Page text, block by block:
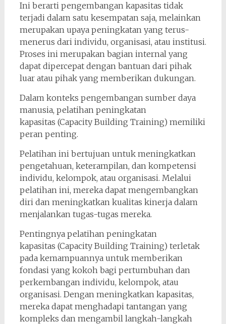
Ini berarti pengembangan kapasitas tidak
terjadi dalam satu kesempatan saja, melainkan
merupakan upaya peningkatan yang terus-
menerus dari individu, organisasi, atau institusi.
Proses ini merupakan bagian internal yang
dapat dipercepat dengan bantuan dari pihak
luar atau pihak yang memberikan dukungan.
Dalam konteks pengembangan sumber daya
manusia, pelatihan peningkatan
kapasitas (Capacity Building Training) memiliki
peran penting.
Pelatihan ini bertujuan untuk meningkatkan
pengetahuan, keterampilan, dan kompetensi
individu, kelompok, atau organisasi. Melalui
pelatihan ini, mereka dapat mengembangkan
diri dan meningkatkan kualitas kinerja dalam
menjalankan tugas-tugas mereka.
Pentingnya pelatihan peningkatan
kapasitas (Capacity Building Training) terletak
pada kemampuannya untuk memberikan
fondasi yang kokoh bagi pertumbuhan dan
perkembangan individu, kelompok, atau
organisasi. Dengan meningkatkan kapasitas,
mereka dapat menghadapi tantangan yang
kompleks dan mengambil langkah-langkah